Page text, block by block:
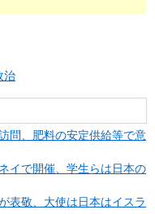
治
問、肥料の安定供給等で意
イで開催、学生らは日本の
表敬、大使は日本はイスラ